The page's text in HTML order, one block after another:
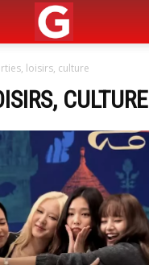
loisirs, culture
CULTURE